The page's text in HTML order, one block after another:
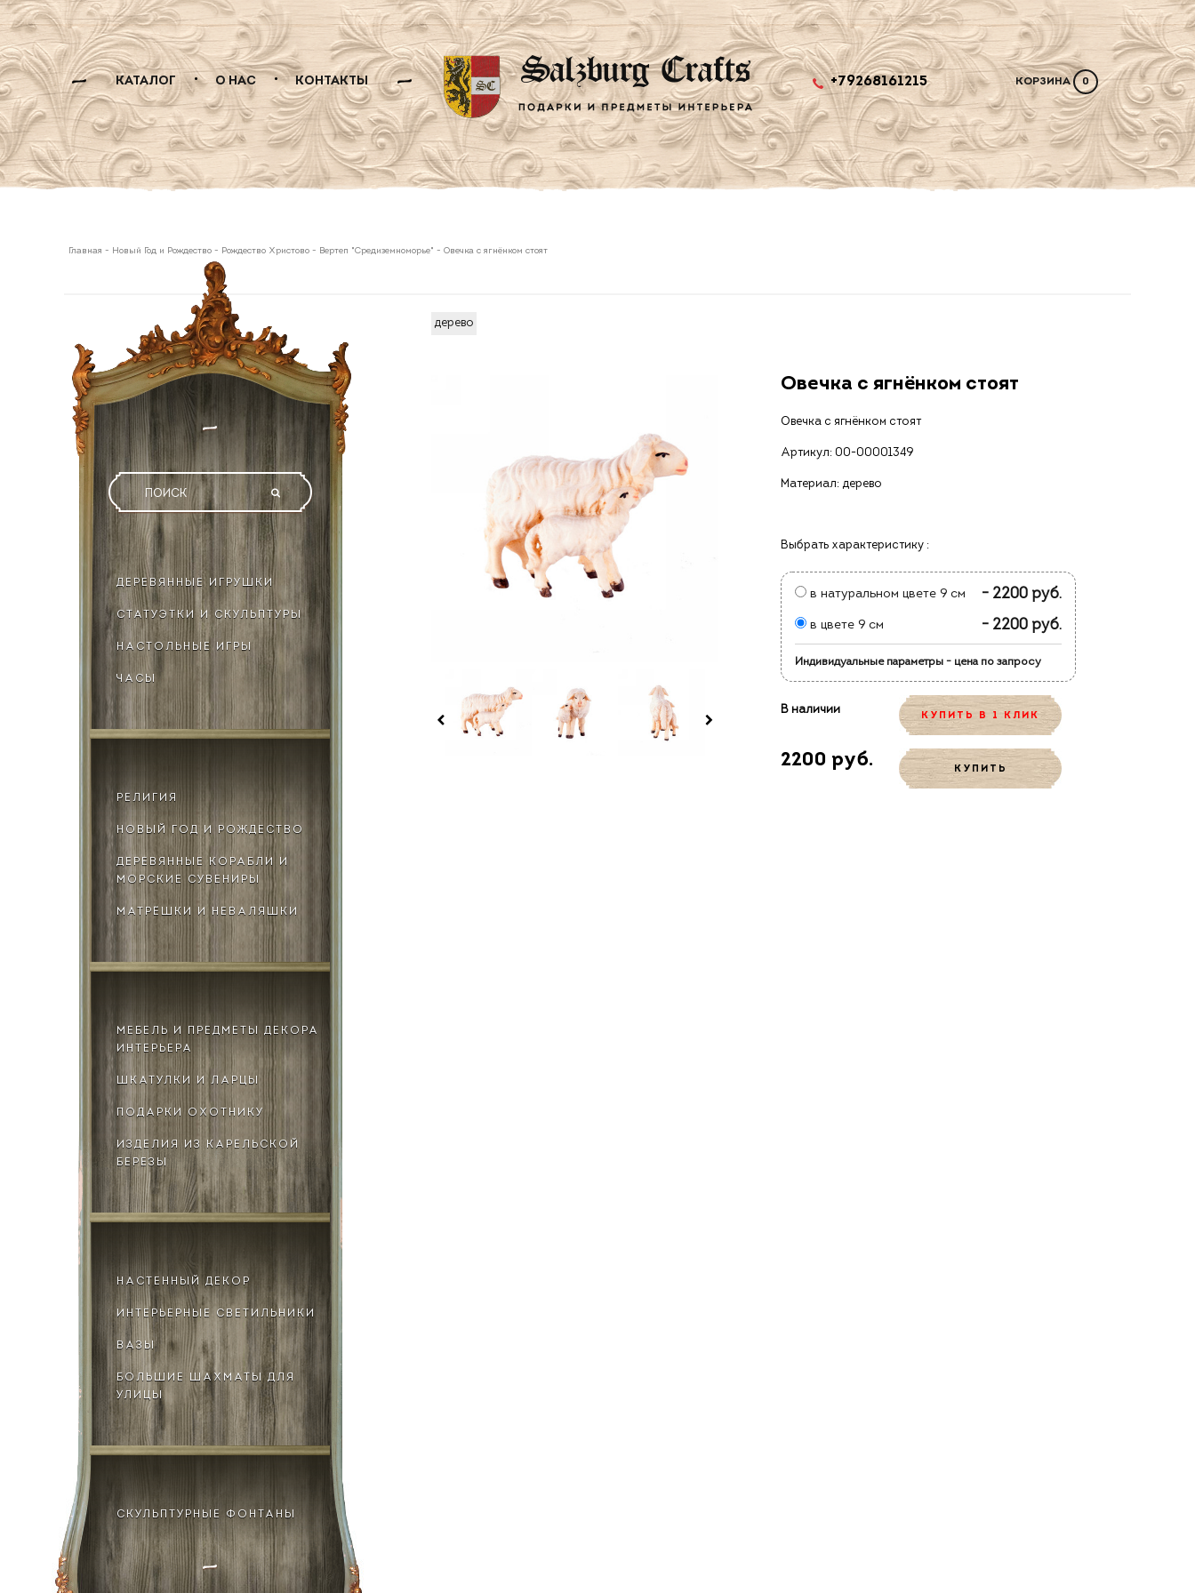
КАТАЛОГ О НАС КОНТАКТЫ +79268161215 КОРЗИНА 0
Главная - Новый Год и Рождество - Рождество Христово - Вертеп "Средиземноморье" - Овечка с ягнёнком стоят
ДЕРЕВЯННЫЕ ИГРУШКИ
СТАТУЭТКИ И СКУЛЬПТУРЫ
НАСТОЛЬНЫЕ ИГРЫ
ЧАСЫ
РЕЛИГИЯ
НОВЫЙ ГОД И РОЖДЕСТВО
ДЕРЕВЯННЫЕ КОРАБЛИ И
МОРСКИЕ СУВЕНИРЫ
МАТРЁШКИ И НЕВАЛЯШКИ
МЕБЕЛЬ И ПРЕДМЕТЫ ДЕКОРА
ИНТЕРЬЕРА
ШКАТУЛКИ И ЛАРЦЫ
ПОДАРКИ ОХОТНИКУ
ИЗДЕЛИЯ ИЗ КАРЕЛЬСКОЙ
БЕРЕЗЫ
НАСТЕННЫЙ ДЕКОР
ИНТЕРЬЕРНЫЕ СВЕТИЛЬНИКИ
ВАЗЫ
БОЛЬШИЕ ШАХМАТЫ ДЛЯ
УЛИЦЫ
СКУЛЬПТУРНЫЕ ФОНТАНЫ
дерево
Овечка с ягнёнком стоят
Овечка с ягнёнком стоят
Артикул: 00-00001349
Материал: дерево
Выбрать характеристику :
в натуральном цвете 9 см - 2200 руб.
в цвете 9 см - 2200 руб.
Индивидуальные параметры - цена по запросу
В наличии
2200 руб.
КУПИТЬ В 1 КЛИК
КУПИТЬ